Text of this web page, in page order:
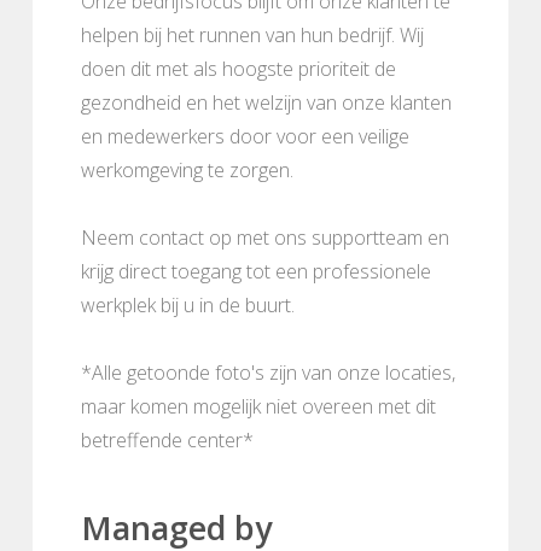
helpen bij het runnen van hun bedrijf. Wij
doen dit met als hoogste prioriteit de
gezondheid en het welzijn van onze klanten
en medewerkers door voor een veilige
werkomgeving te zorgen.
Neem contact op met ons supportteam en
krijg direct toegang tot een professionele
werkplek bij u in de buurt.
*Alle getoonde foto's zijn van onze locaties,
maar komen mogelijk niet overeen met dit
betreffende center*
Managed by